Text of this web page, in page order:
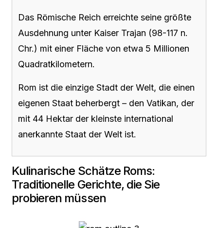
Das Römische Reich erreichte seine größte
Ausdehnung unter Kaiser Trajan (98-117 n.
Chr.) mit einer Fläche von etwa 5 Millionen
Quadratkilometern.
Rom ist die einzige Stadt der Welt, die einen
eigenen Staat beherbergt – den Vatikan, der
mit 44 Hektar der kleinste international
anerkannte Staat der Welt ist.
Kulinarische Schätze Roms:
Traditionelle Gerichte, die Sie
probieren müssen